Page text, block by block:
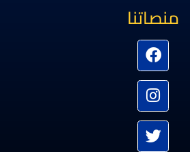
منصاتنا
Facebook
Instagram
Twitter
Youtube